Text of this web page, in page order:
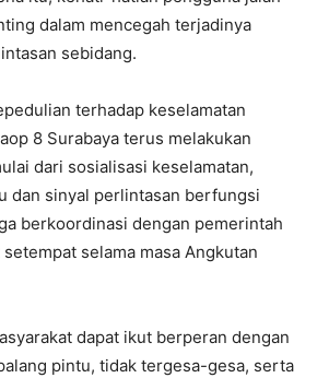
dalam mencegah terjadinya
sebidang.
terhadap keselamatan
8 Surabaya terus melakukan
dari sosialisasi keselamatan,
dan sinyal perlintasan berfungsi
berkoordinasi dengan pemerintah
selama masa Angkutan
dapat ikut berperan dengan
pintu, tidak tergesa-gesa, serta